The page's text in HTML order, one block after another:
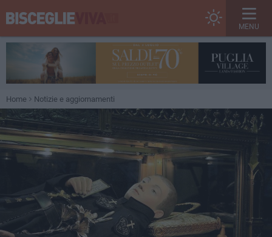
MENU
Home Notizie e aggiornamenti